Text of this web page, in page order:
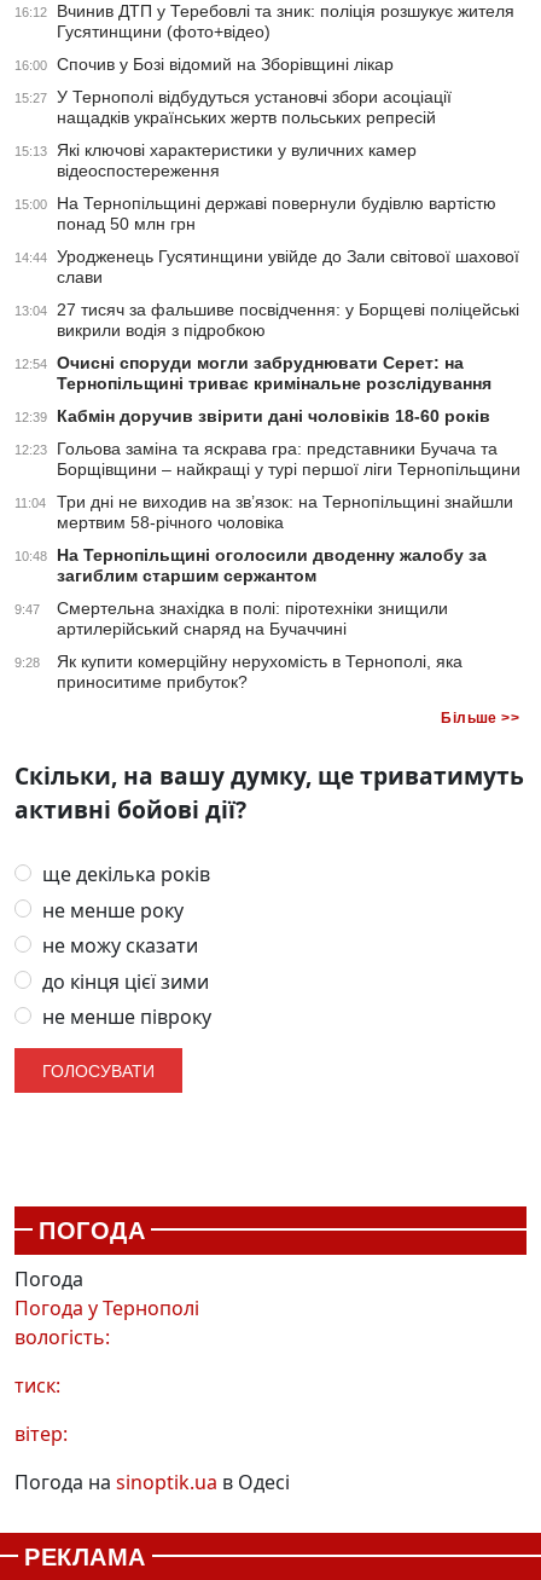
16:12
Вчинив ДТП у Теребовлі та зник: поліція розшукує жителя
Гусятинщини (фото+відео)
16:00 Спочив у Бозі відомий на Зборівщині лікар
15:27
У Тернополі відбудуться установчі збори асоціації
нащадків українських жертв польських репресій
15:13
Які ключові характеристики у вуличних камер
відеоспостереження
15:00
На Тернопільщині державі повернули будівлю вартістю
понад 50 млн грн
14:44
Уродженець Гусятинщини увійде до Зали світової шахової
слави
13:04
27 тисяч за фальшиве посвідчення: у Борщеві поліцейські
викрили водія з підробкою
12:54
Очисні споруди могли забруднювати Серет: на
Тернопільщині триває кримінальне розслідування
12:39 Кабмін доручив звірити дані чоловіків 18-60 років
12:23
Гольова заміна та яскрава гра: представники Бучача та
Борщівщини – найкращі у турі першої ліги Тернопільщини
11:04
Три дні не виходив на зв’язок: на Тернопільщині знайшли
мертвим 58-річного чоловіка
10:48
На Тернопільщині оголосили дводенну жалобу за
загиблим старшим сержантом
9:47
Смертельна знахідка в полі: піротехніки знищили
артилерійський снаряд на Бучаччині
9:28
Як купити комерційну нерухомість в Тернополі, яка
приноситиме прибуток?
Більше >>
Скільки, на вашу думку, ще триватимуть
активні бойові дії?
ще декілька років
не менше року
не можу сказати
до кінця цієї зими
не менше півроку
ПОГОДА
Погода
Погода уТернополі
вологість:
тиск:
вітер:
Погода на sinoptik.ua в Одесі
РЕКЛАМА